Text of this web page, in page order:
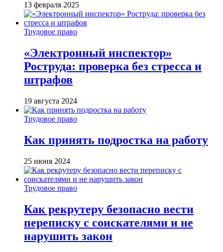
13 февраля 2025
Трудовое право
«Электронный инспектор»
Роструда: проверка без стресса и
штрафов
19 августа 2024
Трудовое право
Как принять подростка на работу
25 июня 2024
Трудовое право
Как рекрутеру безопасно вести
переписку с соискателями и не
нарушить закон